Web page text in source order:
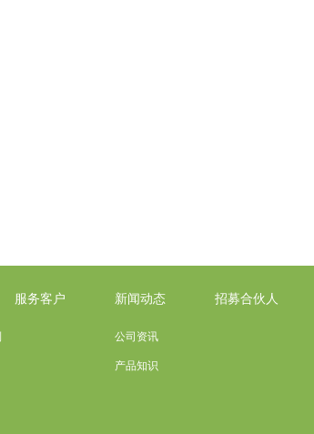
服务客户 新闻动态
公司资讯
产品知识
招募合伙人